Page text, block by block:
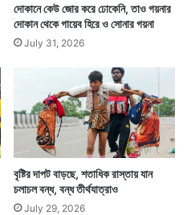
ক্ষোভ নেই। বরং ঠিক এই
অপেক্ষায় ছিলেন। — সংবাদ
দোকানে কেউ জোর করে ঢোকেনি, তাও গয়নার
দোকান থেকে গায়েব হিরে ও সোনার গয়না
July 31, 2026
বৃষ্টির দাপট বাড়ছে, শতাধিক রাস্তায় যান
চলাচল বন্ধ, বন্ধ তীর্থযাত্রাও
July 29, 2026